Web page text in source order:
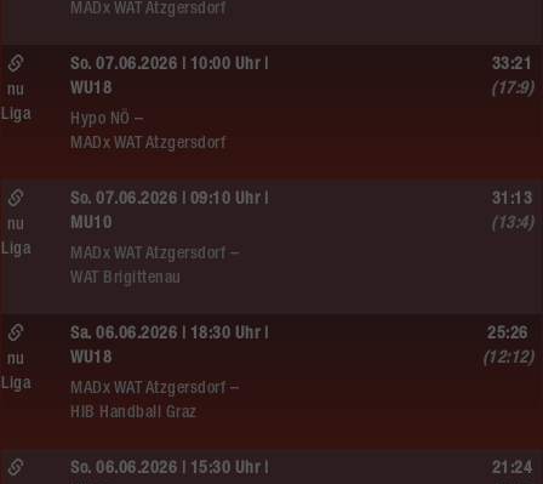
MADx WAT Atzgersdorf
So. 07.06.2026 | 10:00 Uhr |
WU18
Hypo NÖ –
MADx WAT Atzgersdorf
nu
Liga
33:21
(17:9)
So. 07.06.2026 | 09:10 Uhr |
MU10
MADx WAT Atzgersdorf –
WAT Brigittenau
nu
Liga
31:13
(13:4)
Sa. 06.06.2026 | 18:30 Uhr |
WU18
MADx WAT Atzgersdorf –
HIB Handball Graz
nu
Liga
25:26
(12:12)
So. 06.06.2026 | 15:30 Uhr |
21:24